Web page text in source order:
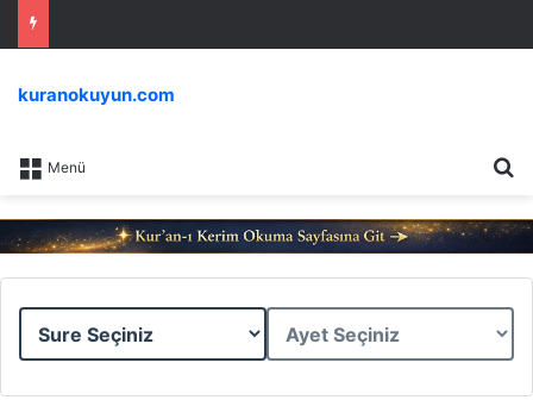
Menü
kuranokuyun.com
Sure
Ayet